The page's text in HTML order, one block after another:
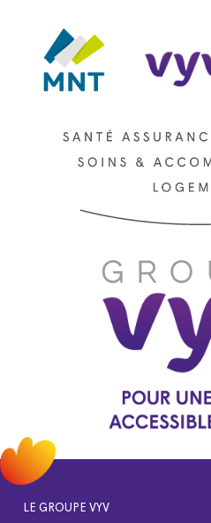
LE GROUPE VYV